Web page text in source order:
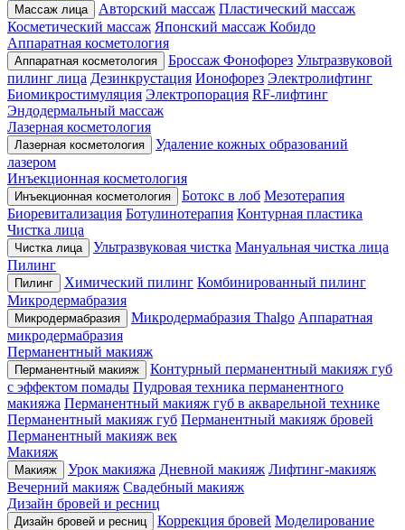
Массаж лица Авторский массаж Пластический массаж
Косметический массаж Японский массаж Кобидо
Аппаратная косметология
Аппаратная косметология Броссаж Фонофорез Ультразвуковой
пилинг лица Дезинкрустация Ионофорез Электролифтинг
Биомикростимуляция Электропорация RF-лифтинг
Эндодермальный массаж
Лазерная косметология
Лазерная косметология
Удаление кожных образований
лазером
Инъекционная косметология
Инъекционная косметология Ботокс в лоб Мезотерапия
Биоревитализация Ботулинотерапия Контурная пластика
Чистка лица
Чистка лица Ультразвуковая чистка Мануальная чистка лица
Пилинг
Пилинг Химический пилинг Комбинированный пилинг
Микродермабразия
Микродермабразия Микродермабразия Thalgo Аппаратная
микродермабразия
Перманентный макияж
Перманентный макияж
Контурный перманентный макияж губ
с эффектом помады Пудровая техника перманентного
макияжа Перманентный макияж губ в акварельной технике
Перманентный макияж губ Перманентный макияж бровей
Перманентный макияж век
Макияж
Макияж Урок макияжа Дневной макияж Лифтинг-макияж
Вечерний макияж Свадебный макияж
Дизайн бровей и ресниц
Дизайн бровей и ресниц Коррекция бровей Моделирование